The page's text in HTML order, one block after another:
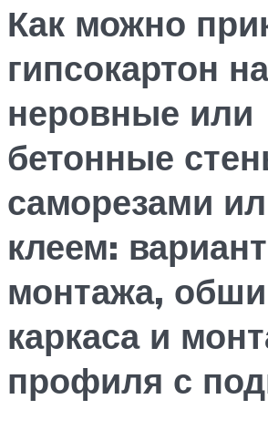
Как можно
гипсокартон на
неровные или
бетонные
саморезами
клеем:
монтажа,
каркаса и
профиля с